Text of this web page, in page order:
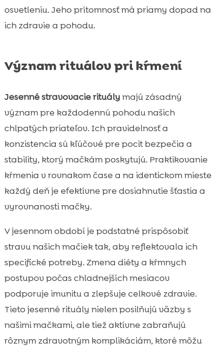
osvetleniu. Jeho prítomnosť má priamy dopad na
ich zdravie a pohodu.
Význam rituálov pri kŕmení
Jesenné stravovacie rituály majú zásadný
význam pre každodennú pohodu našich
chlpatých priateľov. Ich pravidelnosť a
konzistencia sú kľúčové pre pocit bezpečia a
stability, ktorý mačkám poskytujú. Praktikovanie
kŕmenia v rovnakom čase a na identickom mieste
každý deň je efektívne pre dosiahnutie šťastia a
vyrovnanosti mačky.
V jesennom období je podstatné prispôsobiť
stravu našich mačiek tak, aby reflektovala ich
specifické potreby. Zmena diéty a kŕmnych
postupov počas chladnejších mesiacov
podporuje imunitu a zlepšuje celkové zdravie.
Tieto jesenné rituály nielen posilňujú väzby s
našimi mačkami, ale tiež aktívne zabraňujú
rôznym zdravotným komplikáciám, ktoré môžu